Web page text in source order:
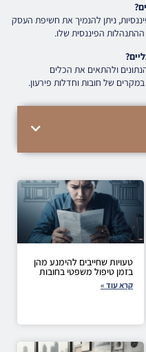
ניתן להנמיך את חשיפת העסק
הפיננסית שלו.
ולהתאים את הכלים
של חובות וחדלות פירעון.
טעויות שחייבים להימנע מהן
בזמן טיפול משפטי בחובות
קרא עוד »